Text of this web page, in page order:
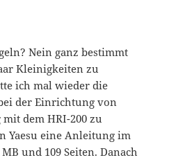
Nein ganz bestimmt
Kleinigkeiten zu
ich mal wieder die
der Einrichtung von
dem HRI-200 zu
Yaesu eine Anleitung im
und 109 Seiten. Danach